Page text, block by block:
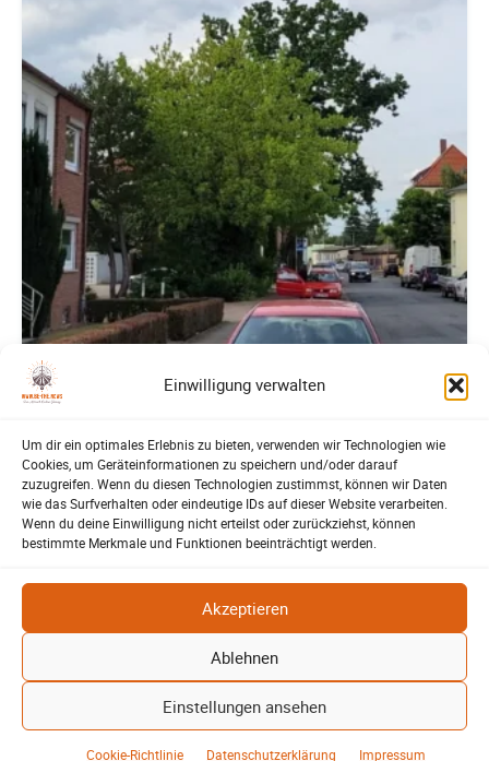
Einwilligung verwalten
Um dir ein optimales Erlebnis zu bieten, verwenden wir Technologien wie
Cookies, um Geräteinformationen zu speichern und/oder darauf
zuzugreifen. Wenn du diesen Technologien zustimmst, können wir Daten
wie das Surfverhalten oder eindeutige IDs auf dieser Website verarbeiten.
Wenn du deine Einwilligung nicht erteilst oder zurückziehst, können
bestimmte Merkmale und Funktionen beeinträchtigt werden.
Akzeptieren
Ablehnen
Einstellungen ansehen
Cookie-Richtlinie Datenschutzerklärung Impressum
Bürgerbeteiligung – Fahrradstraße Feldstraße
Lehrte
Patrick Reinisch-Fahrland
23. Juni 2026
Stadt Lehrte: informiert über die geplante Fahrradstraße in der